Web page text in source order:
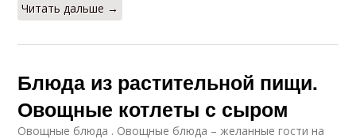
Читать дальше →
Блюда из растительной пищи.
Овощные котлеты с сыром
Овощные блюда . Овощные блюда – желанные гости на